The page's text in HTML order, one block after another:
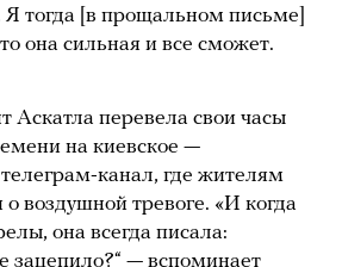
Я тогда [в прощальном письме]
она сильная и все сможет.
Аскатла перевела свои часы
на киевское —
канал, где жителям
воздушной тревоге. «И когда
она всегда писала:
зацепило?“ — вспоминает